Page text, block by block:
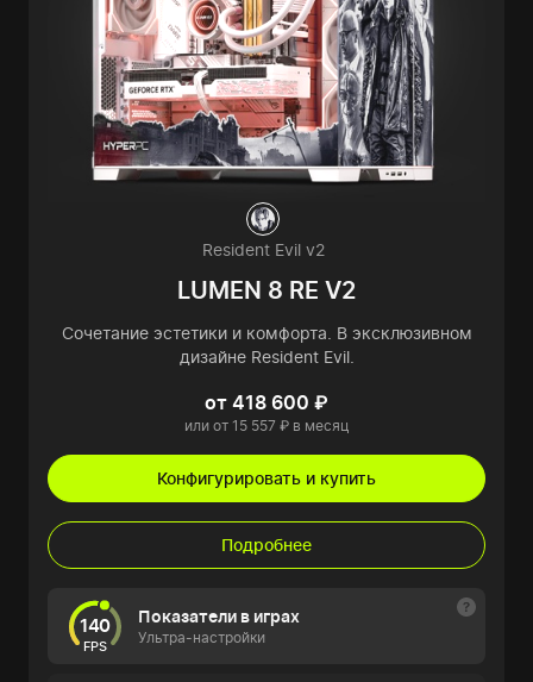
Resident Evil v2
LUMEN 8 RE V2
Сочетание эстетики и комфорта. В эксклюзивном
дизайне Resident Evil.
от 418 600 ₽
или от 15 557 ₽ в месяц
Конфигурировать и купить
Подробнее
140
FPS
Показатели в играх
Ультра-настройки